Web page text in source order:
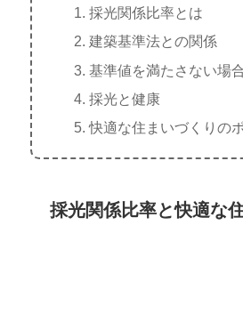
採光関係比率とは
建築基準法との関係
基準値を満たさない場
採光と健康
快適な住まいづくりの
採光関係比率と快適な